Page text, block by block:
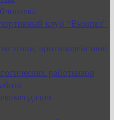
клуб “Вымпел”
этики, противодействие
работников